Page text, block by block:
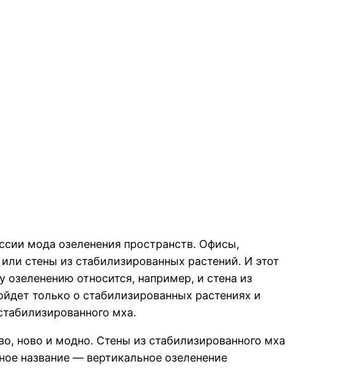
мода озеленения пространств. Офисы,
стены из стабилизированных растений. И этот
озеленению относится, например, и стена из
только о стабилизированных растениях и
мха.
ново и модно. Стены из стабилизированного мха
название — вертикальное озеленение